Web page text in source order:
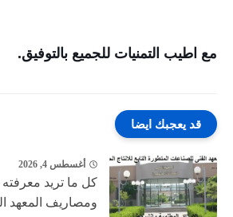
مع اطيب التمنيات للجميع بالتوفيق.
قد يعجبك ايضا
أغسطس 4, 2026
كل ما تريد
ومصاريف المعهد